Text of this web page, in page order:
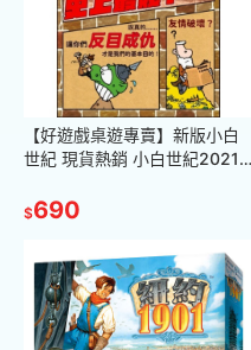
【好遊戲桌遊專賣】新版小白
世紀 現貨熱銷 小白世紀2021
派對遊戲 策略遊戲 桌遊
$690